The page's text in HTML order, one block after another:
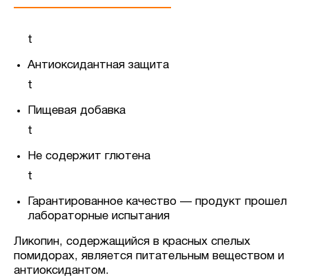
t
Антиоксидантная защита
t
Пищевая добавка
t
Не содержит глютена
t
Гарантированное качество — продукт прошел
лабораторные испытания
Ликопин, содержащийся в красных спелых
помидорах, является питательным веществом и
антиоксидантом.